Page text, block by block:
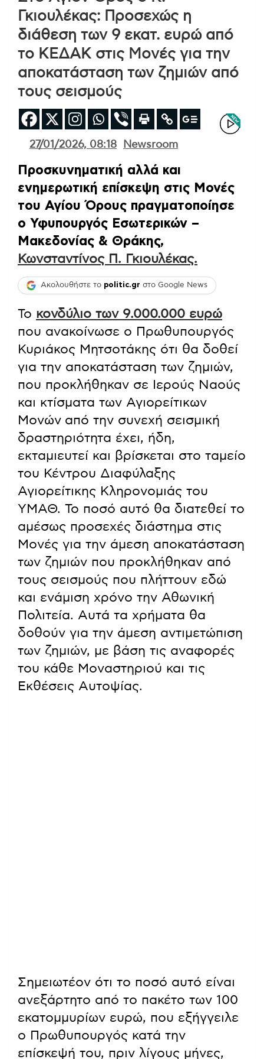
Γκιουλέκας: Προσεχώς η
διάθεση των 9 εκατ. ευρώ από
το ΚΕΔΑΚ στις Μονές για την
αποκατάσταση των ζημιών από
τους σεισμούς
27/01/2026, 08:18 Newsroom
Προσκυνηματική αλλά και
ενημερωτική επίσκεψη στις Μονές
του Αγίου Όρους πραγματοποίησε
ο Υφυπουργός Εσωτερικών –
Μακεδονίας & Θράκης,
Κωνσταντίνος Π. Γκιουλέκας.
Ακολουθήστε το politic.gr στο Google News
Το κονδύλιο των 9.000.000 ευρώ
που ανακοίνωσε ο Πρωθυπουργός
Κυριάκος Μητσοτάκης ότι θα δοθεί
για την αποκατάσταση των ζημιών,
που προκλήθηκαν σε Ιερούς Ναούς
και κτίσματα των Αγιορείτικων
Μονών από την συνεχή σεισμική
δραστηριότητα έχει, ήδη,
εκταμιευτεί και βρίσκεται στο ταμείο
του Κέντρου Διαφύλαξης
Αγιορείτικης Κληρονομιάς του
ΥΜΑΘ. Το ποσό αυτό θα διατεθεί το
αμέσως προσεχές διάστημα στις
Μονές για την άμεση αποκατάσταση
των ζημιών που προκλήθηκαν από
τους σεισμούς που πλήττουν εδώ
και ενάμιση χρόνο την Αθωνική
Πολιτεία. Αυτά τα χρήματα θα
δοθούν για την άμεση αντιμετώπιση
των ζημιών, με βάση τις αναφορές
του κάθε Μοναστηριού και τις
Εκθέσεις Αυτοψίας.
Σημειωτέον ότι το ποσό αυτό είναι
ανεξάρτητο από το πακέτο των 100
εκατομμυρίων ευρώ, που εξήγγειλε
ο Πρωθυπουργός κατά την
επίσκεψή του, πριν λίγους μήνες,